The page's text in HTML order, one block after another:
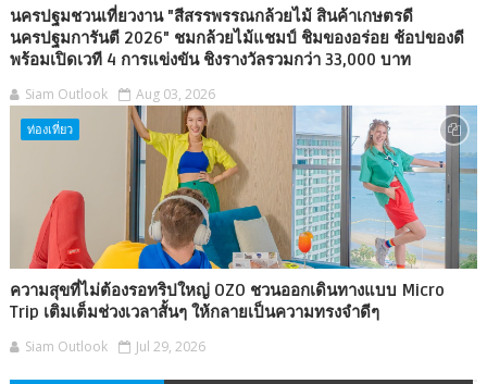
นครปฐมชวนเที่ยวงาน "สีสรรพรรณกล้วยไม้ สินค้าเกษตรดี
นครปฐมการันตี 2026" ชมกล้วยไม้แชมป์ ชิมของอร่อย ช้อปของดี
พร้อมเปิดเวที 4 การแข่งขัน ชิงรางวัลรวมกว่า 33,000 บาท
Siam Outlook Aug 03, 2026
ท่องเที่ยว
ความสุขที่ไม่ต้องรอทริปใหญ่ OZO ชวนออกเดินทางแบบ Micro
Trip เติมเต็มช่วงเวลาสั้นๆ ให้กลายเป็นความทรงจำดีๆ
Siam Outlook Jul 29, 2026